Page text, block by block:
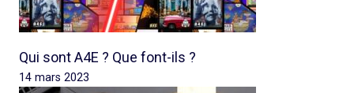
Qui sont A4E ? Que font-ils ?
14 mars 2023